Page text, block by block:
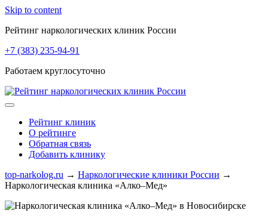
Skip to content
Рейтинг наркологических клиник России
+7 (383) 235-94-91
Работаем круглосуточно
Рейтинг клиник
О рейтинге
Обратная связь
Добавить клинику
top-narkolog.ru → Наркологические клиники России →
Наркологическая клиника «Алко–Мед»